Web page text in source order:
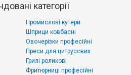
категорії
Промислові кутери
Шприци ковбасні
Овочерізки професійні
Преси для цитрусових
Грилі роликові
Фритюрниці професійні